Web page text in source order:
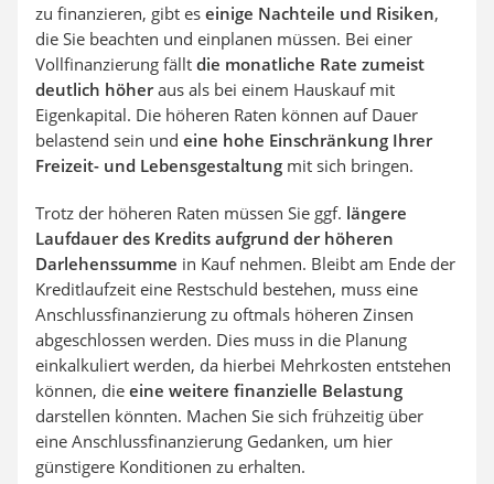
zu finanzieren, gibt es einige Nachteile und Risiken,
die Sie beachten und einplanen müssen. Bei einer
Vollfinanzierung fällt die monatliche Rate zumeist
deutlich höheraus als bei einem Hauskauf mit
Eigenkapital. Die höheren Raten können auf Dauer
belastend sein und eine hohe Einschränkung Ihrer
Freizeit- und Lebensgestaltung mit sich bringen.
Trotz der höheren Raten müssen Sie ggf. längere
Laufdauer des Kredits aufgrund der höheren
Darlehenssumme in Kauf nehmen. Bleibt am Ende der
Kreditlaufzeit eine Restschuld bestehen, muss eine
Anschlussfinanzierung zu oftmals höheren Zinsen
abgeschlossen werden. Dies muss in die Planung
einkalkuliert werden, da hierbei Mehrkosten entstehen
können, die eine weitere finanzielle Belastung
darstellen könnten. Machen Sie sich frühzeitig über
eine Anschlussfinanzierung Gedanken, um hier
günstigere Konditionen zu erhalten.